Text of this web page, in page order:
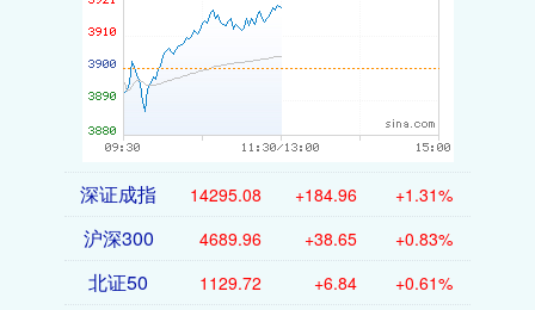
深证成指 14295.08 +184.96 +1.31%
沪深300 4689.96 +38.65 +0.83%
北证50 1129.72 +6.84 +0.61%